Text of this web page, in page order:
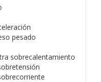
pesado
sobrecalentamiento